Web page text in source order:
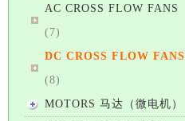
AC CROSS FLOW FANS
(7)
DC CROSS FLOW FANS
(8)
MOTORS 马达（微电机）